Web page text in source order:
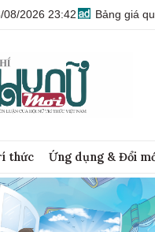
2026 23:42 Bảng giá
thức Ứng dụng & Đổi